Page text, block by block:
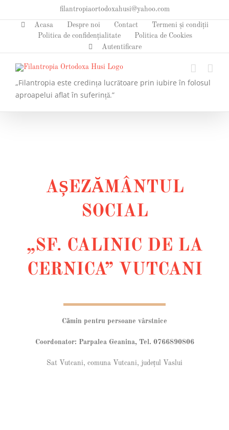
content
filantropiaortodoxahusi@yahoo.com
Acasa Despre noi Contact
Termeni și condiții
Politica de confidențialitate
Politica de Cookies
Autentificare
„Filantropia este credința lucrătoare prin iubire în folosul
aproapelui aflat în suferință.”
AȘEZĂMÂNTUL
SOCIAL
„SF. CALINIC DE LA
CERNICA” VUTCANI
Cămin pentru persoane vârstnice
Coordonator: Parpalea Geanina, Tel. 0766890806
Sat Vutcani, comuna Vutcani, județul Vaslui